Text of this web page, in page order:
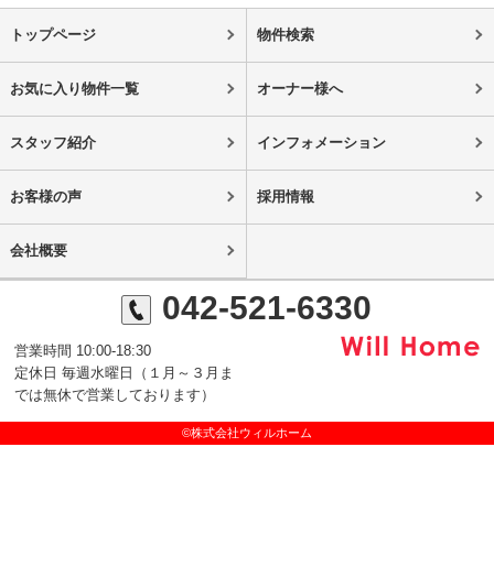
トップページ 物件検索
お気に入り物件一覧 オーナー様へ
スタッフ紹介 インフォメーション
お客様の声 採用情報
会社概要
042-521-6330
営業時間 10:00-18:30
定休日 毎週水曜日（１月～３月ま
では無休で営業しております）
©株式会社ウィルホーム